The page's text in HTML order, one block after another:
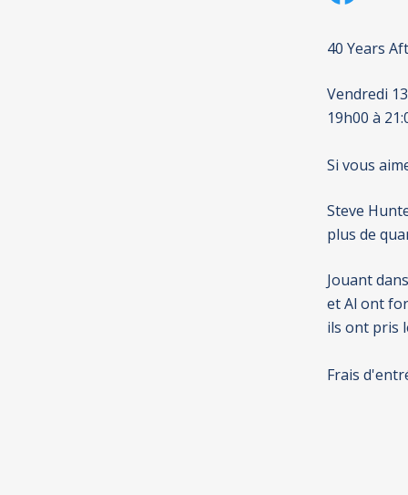
40 Years
Vendredi
19h00 à
Si vous
Steve
plus de
Jouant
et Al ont
ils ont pris
Frais